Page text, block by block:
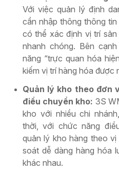
Với việc quản lý định
cần nhập thông thông
có thể xác định vị trí
nhanh chóng. Bên
năng “trực quan hóa
kiếm vị trí hàng hóa được
Quản lý kho theo đơn
điều chuyển kho: 3S
kho với nhiều chi
thời, với chức năng
quản lý kho hàng theo vị
soát dễ dàng hàng hóa
khác nhau.